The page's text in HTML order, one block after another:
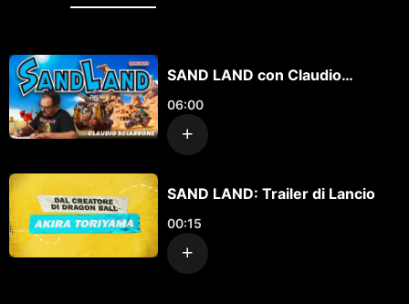
SAND LAND con Claudio
Sciarrone
06:00
SAND LAND: Trailer di Lancio
00:15